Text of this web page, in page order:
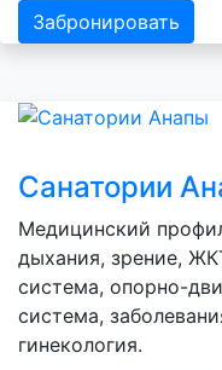
Забронировать
Санатории
Медицинский
дыхания, зрение,
система, опорно-
система,
гинекология.